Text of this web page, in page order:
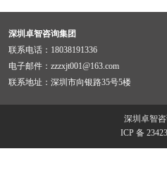
深圳卓智咨询集团
联系电话：18038191336
电子邮件：zzzxjt001@163.com
联系地址：深圳市向银路35号5楼
深圳卓智
ICP 备